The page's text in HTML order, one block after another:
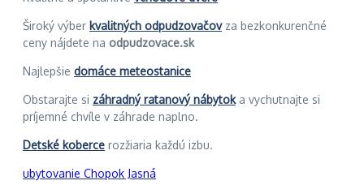
Široký výber kvalitných odpudzovačovza bezkonkurenčné
ceny nájdete na odpudzovace.sk
Najlepšie domáce meteostanice
Obstarajte si záhradný ratanový nábytoka vychutnajte si
príjemné chvíle v záhrade naplno.
Detské koberce rozžiaria každú izbu.
ubytovanie Chopok Jasná